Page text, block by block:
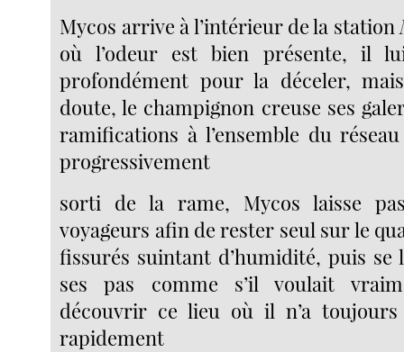
Mycos arrive à l’intérieur de la station
où l’odeur est bien présente, il
profondément pour la déceler,
doute, le champignon creuse ses
ramifications à l’ensemble du
progressivement
sorti de la rame, Mycos laisse
voyageurs afin de rester seul sur le
fissurés suintant d’humidité, puis se
ses pas comme s’il voulait
découvrir ce lieu où il n’a
rapidement